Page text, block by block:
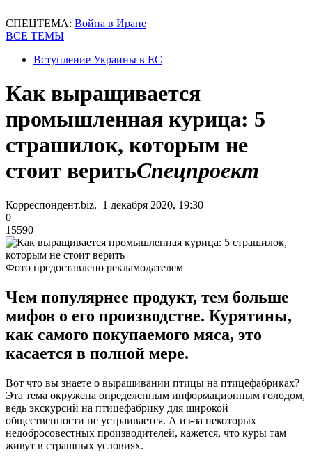
СПЕЦТЕМА: Война в Иране
ВСЕ ТЕМЫ
Вступление Украины в ЕС
Как выращивается
промышленная курица: 5
страшилок, которым не
стоит веритьСпецпроект
Корреспондент.biz, 1 декабря 2020, 19:30
0
15590
Фото предоставлено рекламодателем
Чем популярнее продукт, тем больше
мифов о его производстве. Курятины,
как самого покупаемого мяса, это
касается в полной мере.
Вот что вы знаете о выращивании птицы на птицефабриках?
Эта тема окружена определенным информационным голодом,
ведь экскурсий на птицефабрику для широкой
общественности не устраивается. А из-за некоторых
недобросовестных производителей, кажется, что куры там
живут в страшных условиях.